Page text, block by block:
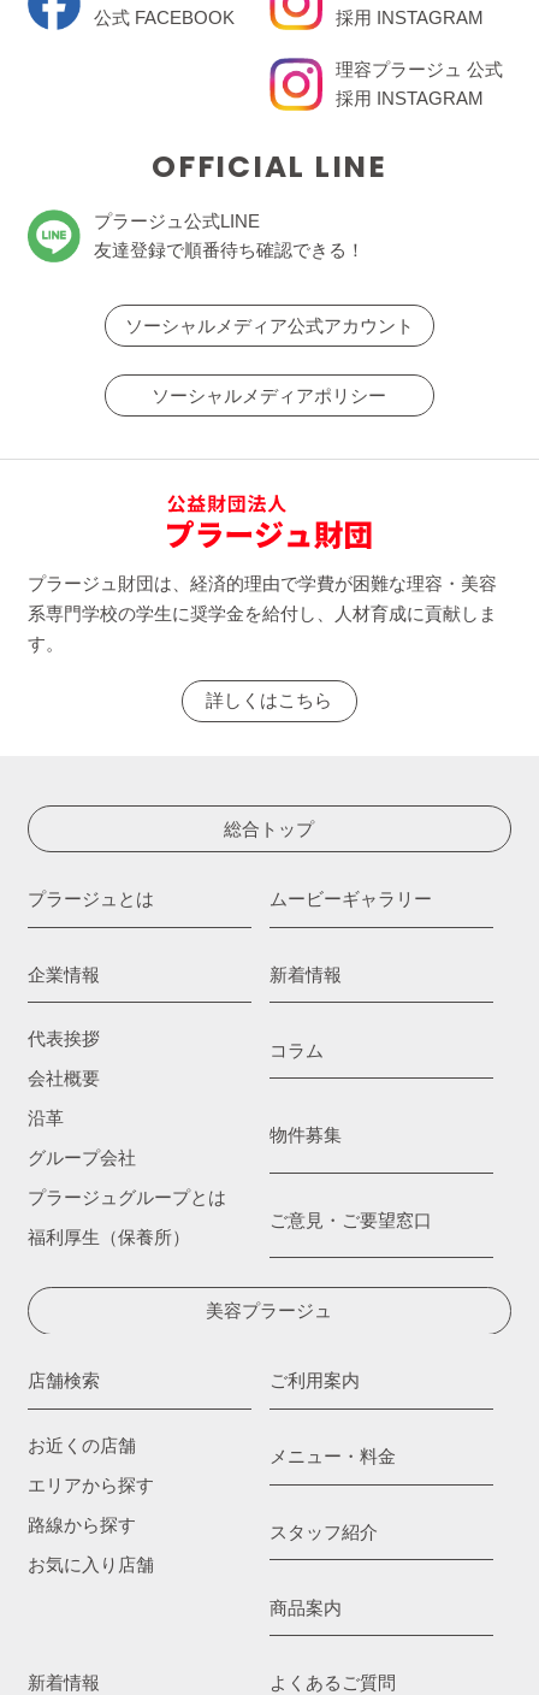
公式 FACEBOOK 採用 INSTAGRAM
理容プラージュ 公式
採用 INSTAGRAM
OFFICIAL LINE
プラージュ公式LINE
友達登録で順番待ち確認できる！
ソーシャルメディア公式アカウント
ソーシャルメディアポリシー
プラージュ財団は、経済的理由で学費が困難な理容・美容
系専門学校の学生に奨学金を給付し、人材育成に貢献しま
す。
詳しくはこちら
総合トップ
プラージュとは
企業情報
代表挨拶
会社概要
沿革
グループ会社
プラージュグループとは
福利厚生（保養所）
ムービーギャラリー
新着情報
コラム
物件募集
ご意見・ご要望窓口
美容プラージュ
店舗検索
お近くの店舗
エリアから探す
路線から探す
お気に入り店舗
ご利用案内
メニュー・料金
スタッフ紹介
商品案内
新着情報 よくあるご質問